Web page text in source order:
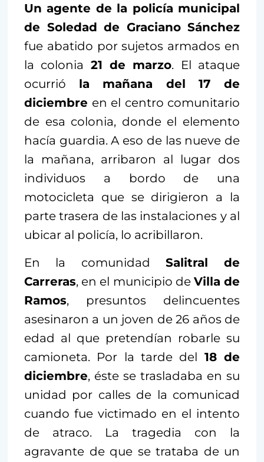
Un agente de la policía municipal
de Soledad de Graciano Sánchez
fue abatido por sujetos armados en
la colonia 21 de marzo. El ataque
ocurrió la mañana del 17 de
diciembre en el centro comunitario
de esa colonia, donde el elemento
hacía guardia. A eso de las nueve de
la mañana, arribaron al lugar dos
individuos a bordo de una
motocicleta que se dirigieron a la
parte trasera de las instalaciones y al
ubicar al policía, lo acribillaron.
En la comunidad Salitral de
Carreras, en el municipio de Villa de
Ramos, presuntos delincuentes
asesinaron a un joven de 26 años de
edad al que pretendían robarle su
camioneta. Por la tarde del 18 de
diciembre, éste se trasladaba en su
unidad por calles de la comunicad
cuando fue victimado en el intento
de atraco. La tragedia con la
agravante de que se trataba de un